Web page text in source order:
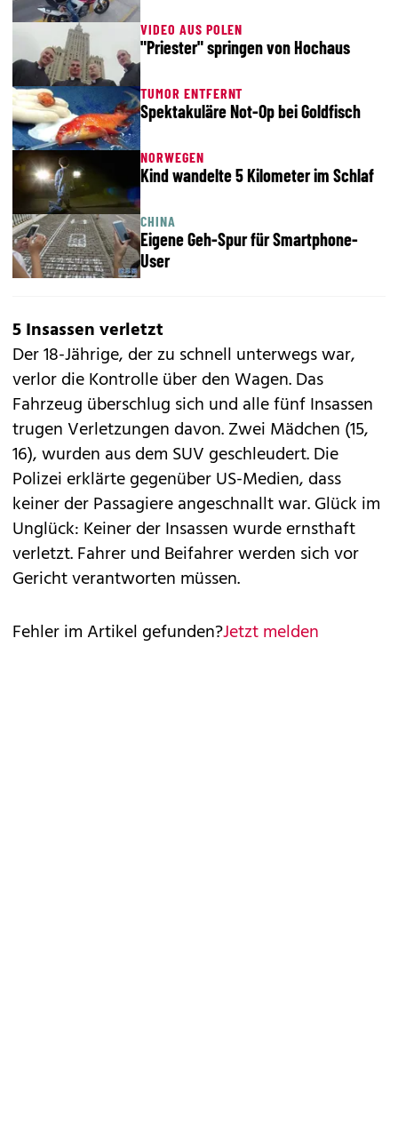
VIDEO AUS POLEN
"Priester" springen von Hochaus
TUMOR ENTFERNT
Spektakuläre Not-Op bei Goldfisch
NORWEGEN
Kind wandelte 5 Kilometer im Schlaf
CHINA
Eigene Geh-Spur für Smartphone-
User
5 Insassen verletzt
Der 18-Jährige, der zu schnell unterwegs war,
verlor die Kontrolle über den Wagen. Das
Fahrzeug überschlug sich und alle fünf Insassen
trugen Verletzungen davon. Zwei Mädchen (15,
16), wurden aus dem SUV geschleudert. Die
Polizei erklärte gegenüber US-Medien, dass
keiner der Passagiere angeschnallt war. Glück im
Unglück: Keiner der Insassen wurde ernsthaft
verletzt. Fahrer und Beifahrer werden sich vor
Gericht verantworten müssen.
Fehler im Artikel gefunden?Jetzt melden